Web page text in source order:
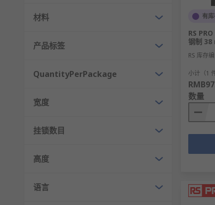
锁挂牌品牌
为您提供了不同的锁挂牌品牌厂家，如 RS PRO、
更多上锁挂牌相关的问题，请查看
上锁挂牌指南。
欢迎查看和订购RS的锁挂牌及相关LOTO安全产品，
材料
产品标签
QuantityPerPackage
宽度
挂锁数目
高度
语言
有
RS
钢制
RS 库存
小计（1
数量